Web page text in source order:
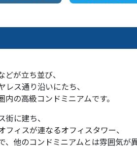
が立ち並び、
ス通り沿いにたち、
の高級コンドミニアムです。
に建ち、
ィスが連なるオフィスタワー、
、他のコンドミニアムとは雰囲気が